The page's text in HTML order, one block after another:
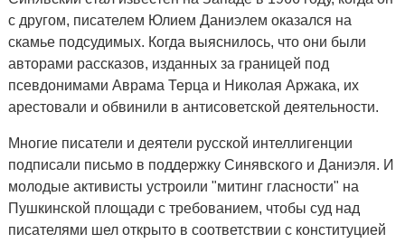
с другом, писателем Юлием Даниэлем оказался на
скамье подсудимых. Когда выяснилось, что они были
авторами рассказов, изданных за границей под
псевдонимами Аврама Терца и Николая Аржака, их
арестовали и обвинили в антисоветской деятельности.
Многие писатели и деятели русской интеллигенции
подписали письмо в поддержку Синявского и Даниэля. И
молодые активисты устроили "митинг гласности" на
Пушкинской площади с требованием, чтобы суд над
писателями шел открыто в соответствии с конституцией